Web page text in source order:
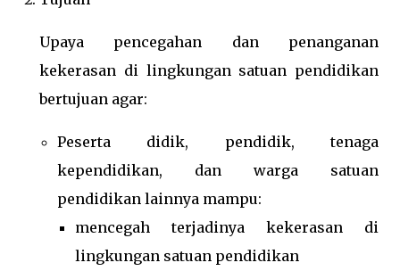
Upaya pencegahan dan penanganan
kekerasan di lingkungan satuan pendidikan
bertujuan agar:
Peserta didik, pendidik, tenaga
kependidikan, dan warga satuan
pendidikan lainnya mampu:
mencegah terjadinya kekerasan di
lingkungan satuan pendidikan